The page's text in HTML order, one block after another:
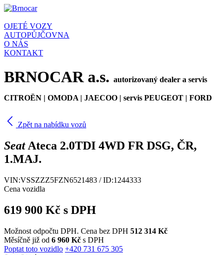
OJETÉ VOZY
AUTOPŮJČOVNA
O NÁS
KONTAKT
BRNOCAR a.s. autorizovaný dealer a servis
CITROËN | OMODA | JAECOO | servis PEUGEOT | FORD
arrow_back_ios_new Zpět na nabídku vozů
SeatAteca 2.0TDI 4WD FR DSG, ČR,
1.MAJ.
VIN:VSSZZZ5FZN6521483 / ID:1244333
Cena vozidla
619 900 Kč s DPH
Možnost odpočtu DPH. Cena bez DPH 512 314 Kč
Měsíčně již od 6 960 Kč s DPH
Poptat toto vozidlo +420 731 675 305